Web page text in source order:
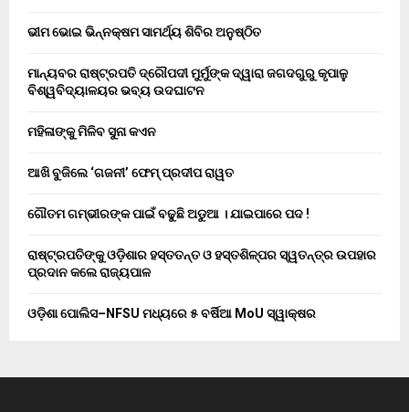
ଭୀମ ଭୋଇ ଭିନ୍ନକ୍ଷମ ସାମର୍ଥ୍ୟ ଶିବିର ଅନୁଷ୍ଠିତ
ମାନ୍ୟବର ରାଷ୍ଟ୍ରପତି ଦ୍ରୌପଦୀ ମୁର୍ମୁଙ୍କ ଦ୍ୱାରା ଜଗଦଗୁରୁ କୃପାଳୁ
ବିଶ୍ୱବିଦ୍ୟାଳୟର ଭବ୍ୟ ଉଦଘାଟନ
ମହିଳାଙ୍କୁ ମିଳିବ ସୁନା କଏନ
ଆଖି ବୁଜିଲେ ‘ଗଜନୀ’ ଫେମ୍ ପ୍ରଦୀପ ରାୱତ
ଗୌତମ ଗମ୍ଭୀରଙ୍କ ପାଇଁ ବଢୁଛି ଅଡୁଆ । ଯାଇପାରେ ପଦ !
ରାଷ୍ଟ୍ରପତିଙ୍କୁ ଓଡ଼ିଶାର ହସ୍ତତନ୍ତ ଓ ହସ୍ତଶିଳ୍ପର ସ୍ୱତନ୍ତ୍ର ଉପହାର
ପ୍ରଦାନ କଲେ ରାଜ୍ୟପାଳ
ଓଡ଼ିଶା ପୋଲିସ–NFSU ମଧ୍ୟରେ ୫ ବର୍ଷିଆ MoU ସ୍ୱାକ୍ଷର